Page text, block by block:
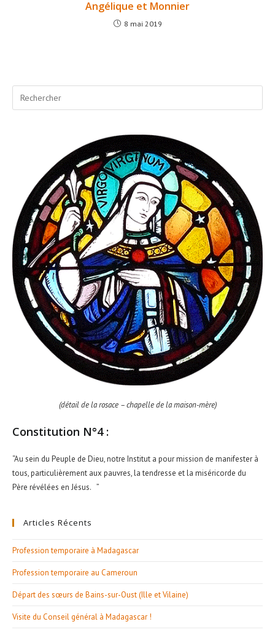
Angélique et Monnier
8 mai 2019
(détail de la rosace – chapelle de la maison-mère)
Constitution N°4 :
“Au sein du Peuple de Dieu, notre Institut a pour mission de manifester à
tous, particulièrement aux pauvres, la tendresse et la miséricorde du
Père révélées en Jésus. ”
Articles Récents
Profession temporaire à Madagascar
Profession temporaire au Cameroun
Départ des sœurs de Bains-sur-Oust (Ille et Vilaine)
Visite du Conseil général à Madagascar !